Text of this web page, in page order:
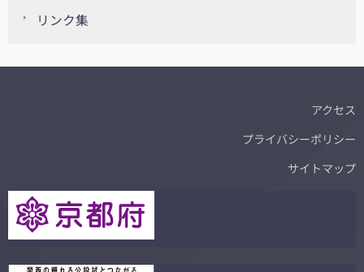
リンク集
アクセス
プライバシーポリシー
サイトマップ